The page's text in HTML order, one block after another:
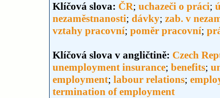
Klíčová slova: ČR; uchazeči o práci;
nezaměstnanosti; dávky; zab. v
vztahy pracovní; poměr pracovní;
Klíčová slova v angličtině: Czech
unemployment insurance; benefits;
employment; labour relations;
termination of employment